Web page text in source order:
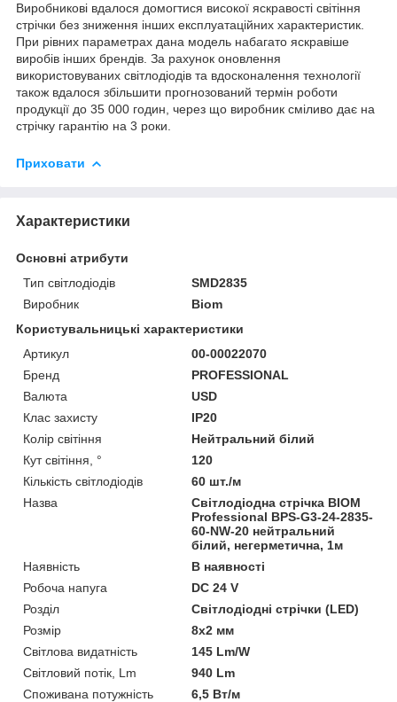
Виробникові вдалося домогтися високої яскравості світіння
стрічки без зниження інших експлуатаційних характеристик.
При рівних параметрах дана модель набагато яскравіше
виробів інших брендів. За рахунок оновлення
використовуваних світлодіодів та вдосконалення технології
також вдалося збільшити прогнозований термін роботи
продукції до 35 000 годин, через що виробник сміливо дає на
стрічку гарантію на 3 роки.
Приховати
Характеристики
Основні атрибути
Тип світлодіодів
SMD2835
Виробник
Biom
Користувальницькі характеристики
Артикул
00-00022070
Бренд
PROFESSIONAL
Валюта
USD
Клас захисту
IP20
Колір світіння
Нейтральний білий
Кут світіння, °
120
Кількість світлодіодів
60 шт./м
Назва
Світлодіодна стрічка BIOM
Professional BPS-G3-24-2835-
60-NW-20 нейтральний
білий, негерметична, 1м
Наявність
В наявності
Робоча напуга
DC 24 V
Розділ
Світлодіодні стрічки (LED)
Розмір
8х2 мм
Світлова видатність
145 Lm/W
Світловий потік, Lm
940 Lm
Споживана потужність
6,5 Вт/м